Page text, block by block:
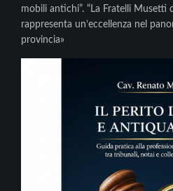
mobili antichi”. “La Fratelli Musetti
rappresenta un’eccellenza nel
provincia»